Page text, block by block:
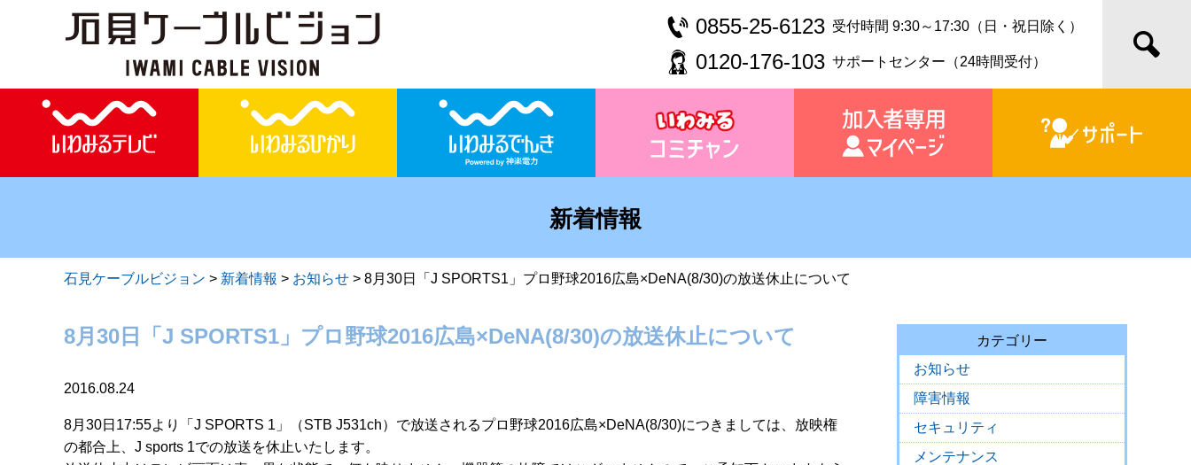
0855-25-6123 受付時間 9:30～17:30（日・祝日除く）
0120-176-103 サポートセンター（24時間受付）
新着情報
石見ケーブルビジョン > 新着情報 > お知らせ > 8月30日「J SPORTS1」プロ野球2016広島×DeNA(8/30)の放送休止について
8月30日「J SPORTS1」プロ野球2016広島×DeNA(8/30)の放送休止について
2016.08.24
8月30日17:55より「J SPORTS 1」（STB J531ch）で放送されるプロ野球2016広島×DeNA(8/30)につきましては、放映権
の都合上、J sports 1での放送を休止いたします。
カテゴリー
お知らせ
障害情報
セキュリティ
メンテナンス